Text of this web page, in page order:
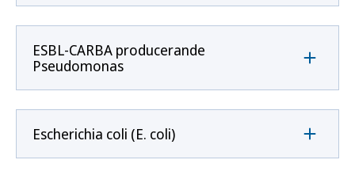
ESBL-CARBA producerande
Pseudomonas
Escherichia coli (E. coli)